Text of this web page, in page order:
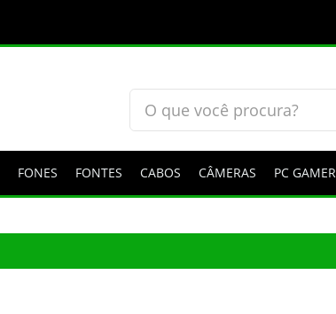
FONES FONTES CABOS CÂMERAS PC GAMER